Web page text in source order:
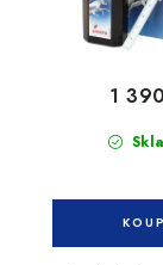
1